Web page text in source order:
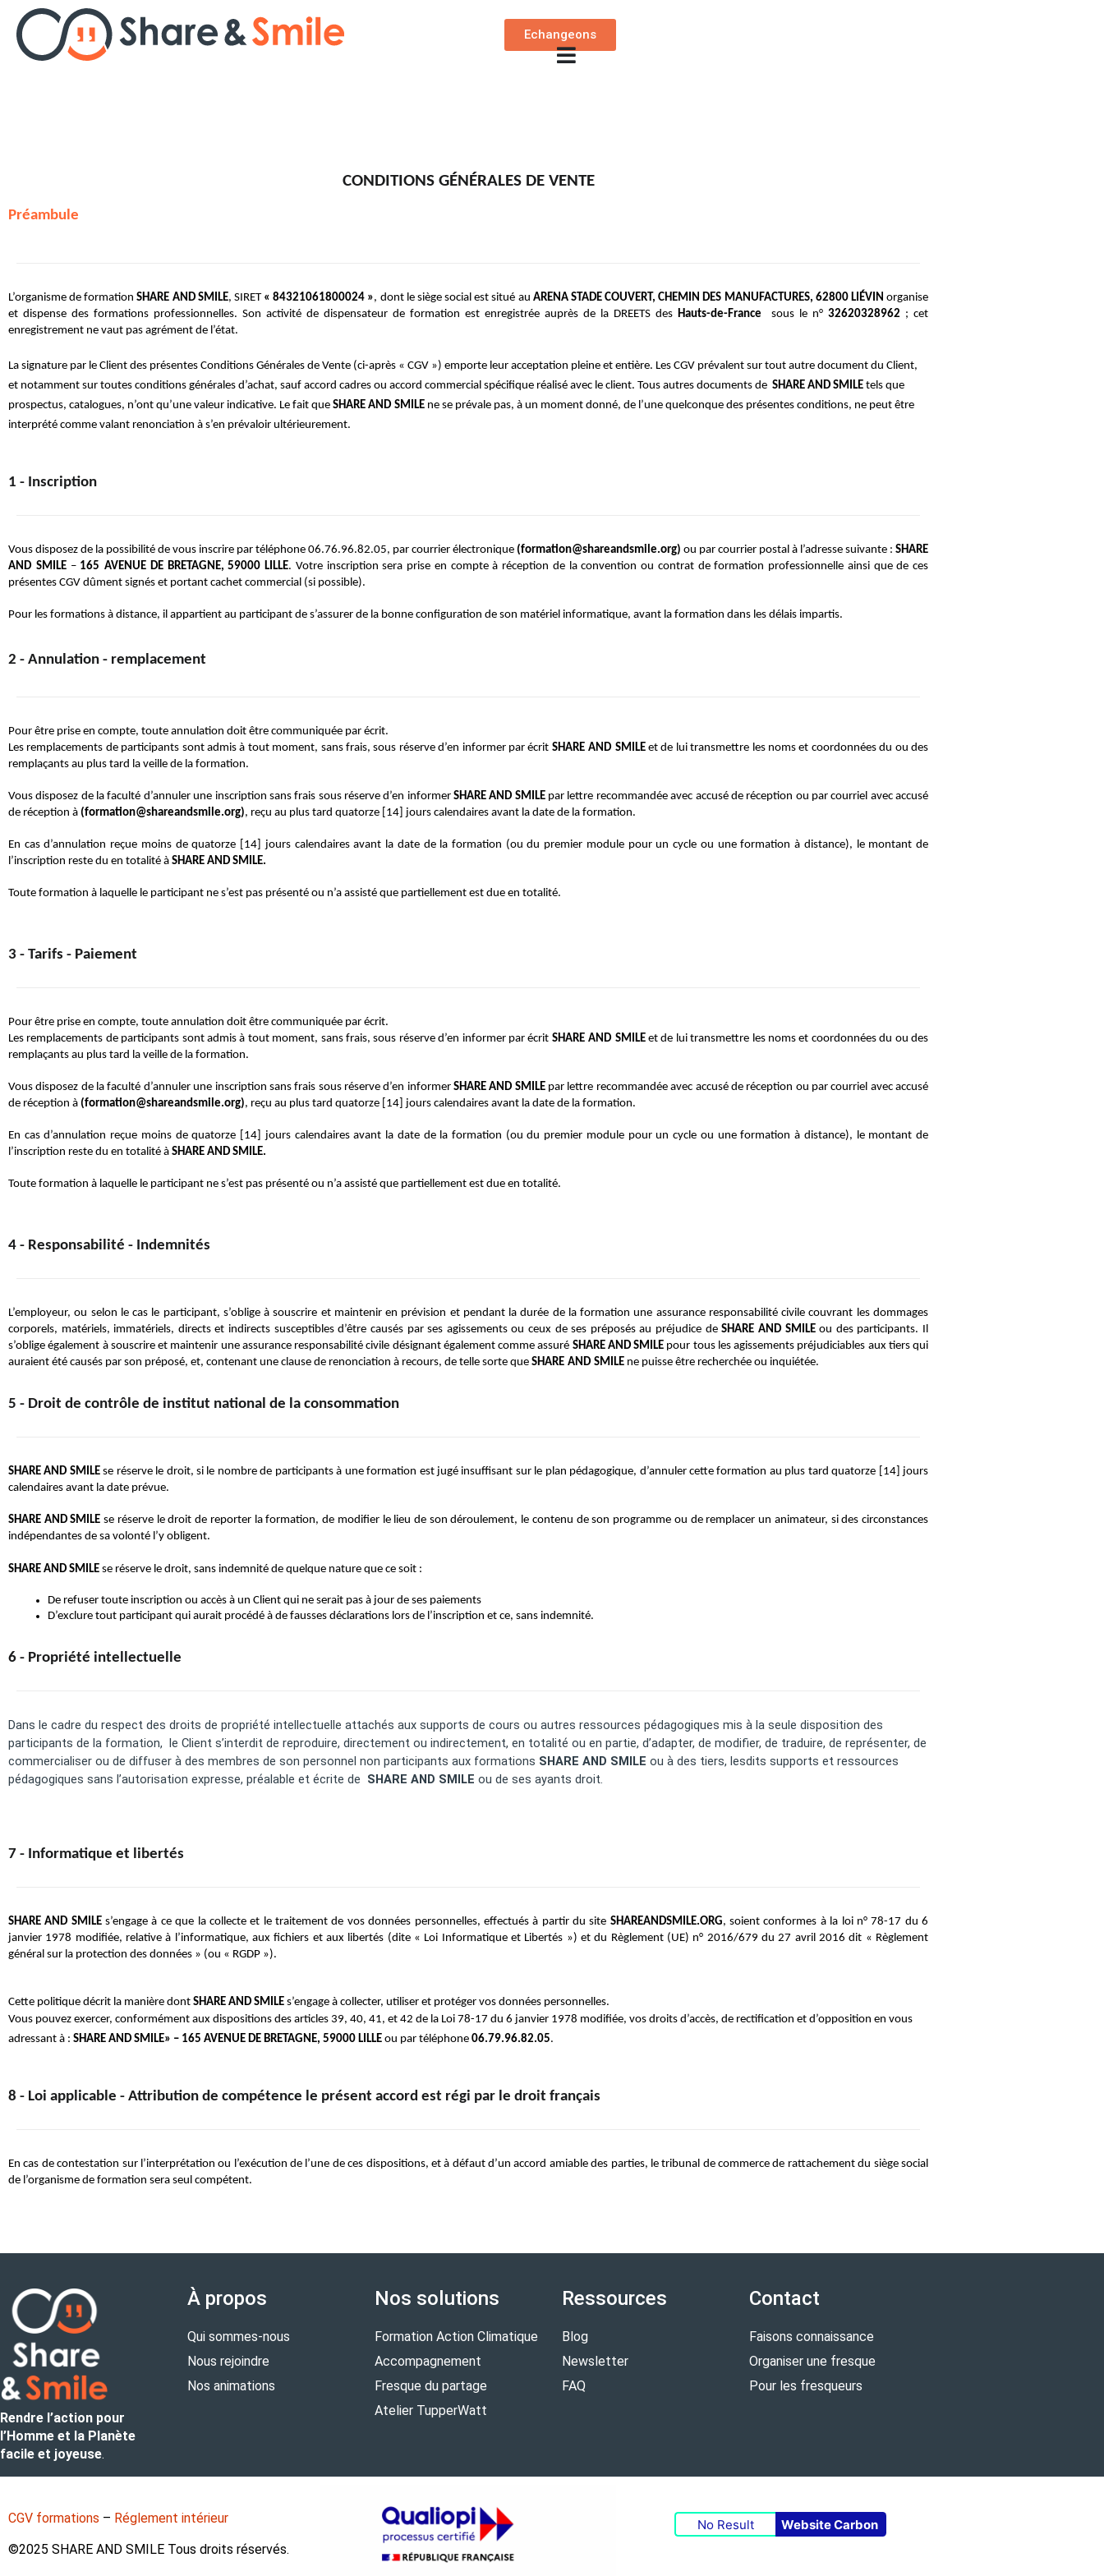
Echangeons
À propos
CONDITIONS GÉNÉRALES DE VENTE
Préambule
L’organisme de formation SHARE AND SMILE, SIRET « 84321061800024 », dont le siège social est situé au ARENA STADE COUVERT, CHEMIN DES MANUFACTURES, 62800 LIÉVIN organise
et dispense des formations professionnelles. Son activité de dispensateur de formation est enregistrée auprès de la DREETS des Hauts-de-France sous le n° 32620328962 ; cet
enregistrement ne vaut pas agrément de l’état.
La signature par le Client des présentes Conditions Générales de Vente (ci-après « CGV ») emporte leur acceptation pleine et entière. Les CGV prévalent sur tout autre document du Client,
et notamment sur toutes conditions générales d’achat, sauf accord cadres ou accord commercial spécifique réalisé avec le client. Tous autres documents de SHARE AND SMILE tels que
prospectus, catalogues, n’ont qu’une valeur indicative. Le fait que SHARE AND SMILE ne se prévale pas, à un moment donné, de l’une quelconque des présentes conditions, ne peut être
interprété comme valant renonciation à s’en prévaloir ultérieurement.
1 - Inscription
Vous disposez de la possibilité de vous inscrire par téléphone 06.76.96.82.05, par courrier électronique (formation@shareandsmile.org) ou par courrier postal à l’adresse suivante : SHARE
AND SMILE – 165 AVENUE DE BRETAGNE, 59000 LILLE. Votre inscription sera prise en compte à réception de la convention ou contrat de formation professionnelle ainsi que de ces
présentes CGV dûment signés et portant cachet commercial (si possible).
Pour les formations à distance, il appartient au participant de s’assurer de la bonne configuration de son matériel informatique, avant la formation dans les délais impartis.
2 - Annulation - remplacement
Pour être prise en compte, toute annulation doit être communiquée par écrit.
Les remplacements de participants sont admis à tout moment, sans frais, sous réserve d’en informer par écrit SHARE AND SMILE et de lui transmettre les noms et coordonnées du ou des
remplaçants au plus tard la veille de la formation.
Vous disposez de la faculté d’annuler une inscription sans frais sous réserve d’en informer SHARE AND SMILE par lettre recommandée avec accusé de réception ou par courriel avec accusé
de réception à (formation@shareandsmile.org), reçu au plus tard quatorze [14] jours calendaires avant la date de la formation.
En cas d’annulation reçue moins de quatorze [14] jours calendaires avant la date de la formation (ou du premier module pour un cycle ou une formation à distance), le montant de
l’inscription reste du en totalité à SHARE AND SMILE.
Toute formation à laquelle le participant ne s’est pas présenté ou n’a assisté que partiellement est due en totalité.
3 - Tarifs - Paiement
Pour être prise en compte, toute annulation doit être communiquée par écrit.
Les remplacements de participants sont admis à tout moment, sans frais, sous réserve d’en informer par écrit SHARE AND SMILE et de lui transmettre les noms et coordonnées du ou des
remplaçants au plus tard la veille de la formation.
Vous disposez de la faculté d’annuler une inscription sans frais sous réserve d’en informer SHARE AND SMILE par lettre recommandée avec accusé de réception ou par courriel avec accusé
de réception à (formation@shareandsmile.org), reçu au plus tard quatorze [14] jours calendaires avant la date de la formation.
En cas d’annulation reçue moins de quatorze [14] jours calendaires avant la date de la formation (ou du premier module pour un cycle ou une formation à distance), le montant de
l’inscription reste du en totalité à SHARE AND SMILE.
Toute formation à laquelle le participant ne s’est pas présenté ou n’a assisté que partiellement est due en totalité.
4 - Responsabilité - Indemnités
L’employeur, ou selon le cas le participant, s’oblige à souscrire et maintenir en prévision et pendant la durée de la formation une assurance responsabilité civile couvrant les dommages
corporels, matériels, immatériels, directs et indirects susceptibles d’être causés par ses agissements ou ceux de ses préposés au préjudice de SHARE AND SMILE ou des participants. Il
s’oblige également à souscrire et maintenir une assurance responsabilité civile désignant également comme assuré SHARE AND SMILE pour tous les agissements préjudiciables aux tiers qui
auraient été causés par son préposé, et, contenant une clause de renonciation à recours, de telle sorte que SHARE AND SMILE ne puisse être recherchée ou inquiétée.
5 - Droit de contrôle de institut national de la consommation
SHARE AND SMILE se réserve le droit, si le nombre de participants à une formation est jugé insuffisant sur le plan pédagogique, d’annuler cette formation au plus tard quatorze [14] jours
calendaires avant la date prévue.
SHARE AND SMILE se réserve le droit de reporter la formation, de modifier le lieu de son déroulement, le contenu de son programme ou de remplacer un animateur, si des circonstances
indépendantes de sa volonté l’y obligent.
SHARE AND SMILE se réserve le droit, sans indemnité de quelque nature que ce soit :
De refuser toute inscription ou accès à un Client qui ne serait pas à jour de ses paiements
D’exclure tout participant qui aurait procédé à de fausses déclarations lors de l’inscription et ce, sans indemnité.
6 - Propriété intellectuelle
Dans le cadre du respect des droits de propriété intellectuelle attachés aux supports de cours ou autres ressources pédagogiques mis à la seule disposition des
participants de la formation,  le Client s’interdit de reproduire, directement ou indirectement, en totalité ou en partie, d’adapter, de modifier, de traduire, de représenter, de
commercialiser ou de diffuser à des membres de son personnel non participants aux formations SHARE AND SMILE ou à des tiers, lesdits supports et ressources
pédagogiques sans l’autorisation expresse, préalable et écrite de SHARE AND SMILE ou de ses ayants droit.
7 - Informatique et libertés
SHARE AND SMILE s’engage à ce que la collecte et le traitement de vos données personnelles, effectués à partir du site SHAREANDSMILE.ORG, soient conformes à la loi n° 78-17 du 6
janvier 1978 modifiée, relative à l’informatique, aux fichiers et aux libertés (dite « Loi Informatique et Libertés ») et du Règlement (UE) n° 2016/679 du 27 avril 2016 dit « Règlement
général sur la protection des données » (ou « RGDP »).
Cette politique décrit la manière dont SHARE AND SMILE s’engage à collecter, utiliser et protéger vos données personnelles.
Vous pouvez exercer, conformément aux dispositions des articles 39, 40, 41, et 42 de la Loi 78-17 du 6 janvier 1978 modifiée, vos droits d’accès, de rectification et d’opposition en vous
adressant à : SHARE AND SMILE» – 165 AVENUE DE BRETAGNE, 59000 LILLE ou par téléphone 06.79.96.82.05.
8 - Loi applicable - Attribution de compétence le présent accord est régi par le droit français
En cas de contestation sur l’interprétation ou l’exécution de l’une de ces dispositions, et à défaut d’un accord amiable des parties, le tribunal de commerce de rattachement du siège social
de l’organisme de formation sera seul compétent.
Rendre l’action pour
l’Homme et la Planète
facile et joyeuse.
À propos
Qui sommes-nous
Nous rejoindre
Nos animations
Nos solutions
Formation Action Climatique
Accompagnement
Fresque du partage
Atelier TupperWatt
Ressources
Blog
Newsletter
FAQ
Contact
Faisons connaissance
Organiser une fresque
Pour les fresqueurs
CGV formations – Réglement intérieur
©️2025 SHARE AND SMILE Tous droits réservés.
No Result Website Carbon